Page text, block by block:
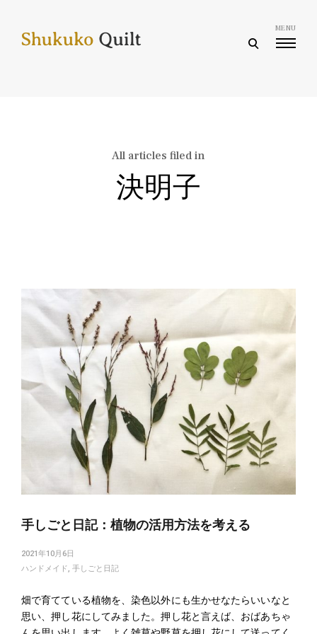
content
open
MENU
All articles filed in
決明子
手しごと日記：植物の活用方法を考える
2021年10月6日
ハンドメイド, 手しごと日記
畑で育てている植物を、染色以外にも生かせなたらいいなと
思い、押し花にしてみました。押し花と言えば、おばあちゃ